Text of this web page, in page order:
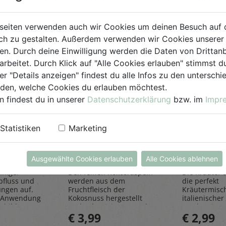
und
auf.
Kokosraspeln
250g
Rapunzel Naturkost
Den feinen Kokosraspeln
werden aus dem
Fruchtfleisch der
Kokosnuss hergestellt
und geben einen Hauch
Exotik in köstliche Kuchen
& Kekse
€ 3,99
Kräuter
Sonnentor
Die Kräuter
die perfekt
italienischer
rundet
und
€ 2,99
verwenden auch wir Cookies um deinen Besuch auf
zu gestalten. Außerdem verwenden wir Cookies
Durch deine Einwilligung werden die Daten von
Durch Klick auf "Alle Cookies erlauben" stimmst
"Details anzeigen" findest du alle Infos zu den
welche Cookies du erlauben möchtest.
findest du in unserer Datenschutzerklärung bzw. im
Statistiken Marketing
Ausgewählte Cookies erlauben Alle Cookies ablehnen